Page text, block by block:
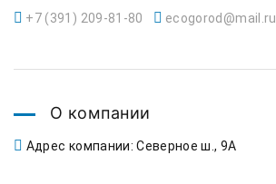
+7 (391) 209-81-80 ecogorod@mail.ru
О компании
Адрес компании: Северное ш., 9А